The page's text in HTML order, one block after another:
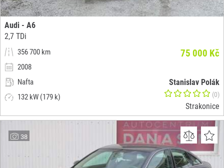
Audi - A6
2,7 TDi
356 700 km
2008
Nafta
132 kW (179 k)
75 000 Kč
Stanislav Polák
(0)
Strakonice
38